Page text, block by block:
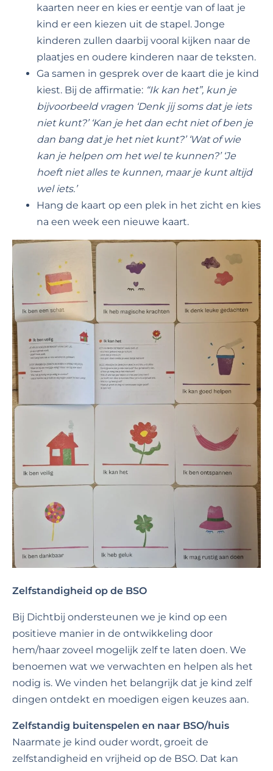
kaarten neer en kies er eentje van of laat je
kind er een kiezen uit de stapel. Jonge
kinderen zullen daarbij vooral kijken naar de
plaatjes en oudere kinderen naar de teksten.
Ga samen in gesprek over de kaart die je kind
kiest. Bij de affirmatie: “Ik kan het”, kun je
bijvoorbeeld vragen ‘Denk jij soms dat je iets
niet kunt?’ ‘Kan je het dan echt niet of ben je
dan bang dat je het niet kunt?’ ‘Wat of wie
kan je helpen om het wel te kunnen?’ ‘Je
hoeft niet alles te kunnen, maar je kunt altijd
wel iets.’
Hang de kaart op een plek in het zicht en kies
na een week een nieuwe kaart.
Zelfstandigheid op de BSO
Bij Dichtbij ondersteunen we je kind op een
positieve manier in de ontwikkeling door
hem/haar zoveel mogelijk zelf te laten doen. We
benoemen wat we verwachten en helpen als het
nodig is. We vinden het belangrijk dat je kind zelf
dingen ontdekt en moedigen eigen keuzes aan.
Zelfstandig buitenspelen en naar BSO/huis
Naarmate je kind ouder wordt, groeit de
zelfstandigheid en vrijheid op de BSO. Dat kan